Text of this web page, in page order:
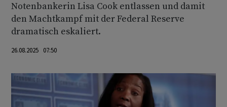
Notenbankerin Lisa Cook entlassen und damit
den Machtkampf mit der Federal Reserve
dramatisch eskaliert.
26.08.2025 07:50